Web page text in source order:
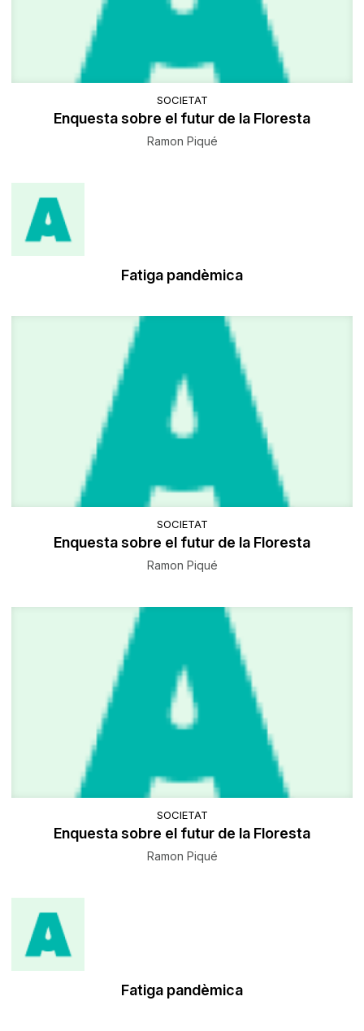
SOCIETAT
Enquesta sobre el futur de la Floresta
Ramon Piqué
Fatiga pandèmica
SOCIETAT
Enquesta sobre el futur de la Floresta
Ramon Piqué
SOCIETAT
Enquesta sobre el futur de la Floresta
Ramon Piqué
Fatiga pandèmica